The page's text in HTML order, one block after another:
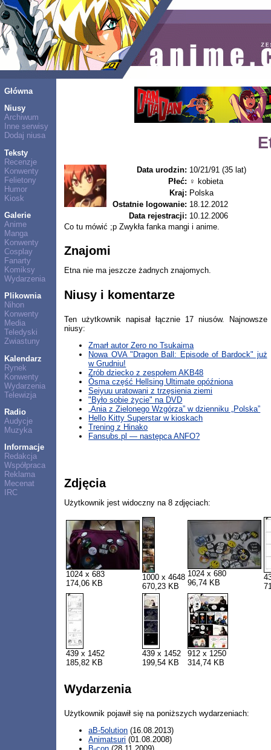
Główna
Niusy
Archiwum
Inne serwisy
Dodaj niusa
Teksty
Recenzje
Konwenty
Felietony
Humor
Kiosk
Galerie
Anime
Manga
Konwenty
Cosplay
Fanarty
Komiksy
Wydarzenia
Plikownia
Nihon
Konwenty
Media
Teledyski
Zwiastuny
Kalendarz
Rynek
Konwenty
Wydarzenia
Telewizja
Radio
Audycje
Muzyka
Informacje
Redakcja
Współpraca
Reklama
Mecenat
IRC
Data urodzin: 10/21/91 (35 lat)
Płeć: ♀ kobieta
Kraj: Polska
Ostatnie logowanie: 18.12.2012
Data rejestracji: 10.12.2006
Co tu mówić ;p Zwykła fanka mangi i anime.
Znajomi
Etna nie ma jeszcze żadnych znajomych.
Niusy i komentarze
Ten użytkownik napisał łącznie 17 niusów. Najnowsze
niusy:
Zmarł autor Zero no Tsukaima
Nowa OVA "Dragon Ball: Episode of Bardock" już
w Grudniu!
Zrób dziecko z zespołem AKB48
Ósma część Hellsing Ultimate opóźniona
Seiyuu uratowani z trzęsienia ziemi
"Było sobie życie" na DVD
„Ania z Zielonego Wzgórza” w dzienniku „Polska”
Hello Kitty Superstar w kioskach
Trening z Hinako
Fansubs.pl — następca ANFO?
Zdjęcia
Użytkownik jest widoczny na 8 zdjęciach:
1024 x 683
174,06 KB
1000 x 4648
670,23 KB
1024 x 680
96,74 KB
439 x 1452
185,82 KB
439 x 1452
199,54 KB
912 x 1250
314,74 KB
Wydarzenia
Użytkownik pojawił się na poniższych wydarzeniach:
aB-5olution (16.08.2013)
Animatsuri (01.08.2008)